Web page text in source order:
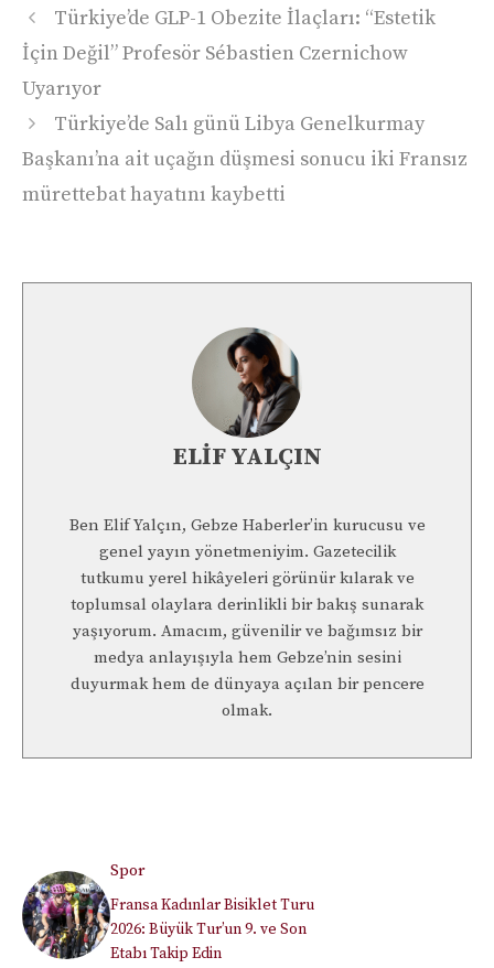
Türkiye’de GLP-1 Obezite İlaçları: “Estetik
İçin Değil” Profesör Sébastien Czernichow
Uyarıyor
Türkiye’de Salı günü Libya Genelkurmay
Başkanı’na ait uçağın düşmesi sonucu iki Fransız
mürettebat hayatını kaybetti
ELIF YALÇIN
Ben Elif Yalçın, Gebze Haberler’in kurucusu ve
genel yayın yönetmeniyim. Gazetecilik
tutkumu yerel hikâyeleri görünür kılarak ve
toplumsal olaylara derinlikli bir bakış sunarak
yaşıyorum. Amacım, güvenilir ve bağımsız bir
medya anlayışıyla hem Gebze’nin sesini
duyurmak hem de dünyaya açılan bir pencere
olmak.
Spor
Fransa Kadınlar Bisiklet Turu
2026: Büyük Tur’un 9. ve Son
Etabı Takip Edin